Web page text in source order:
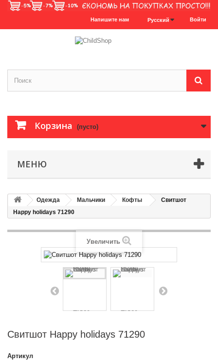
Войти
Русский
Напишите нам
Корзина (пусто)
МЕНЮ
Одежда Мальчики Кофты
Свитшот
Happy holidays 71290
Увеличить
Свитшот Happy holidays 71290
Артикул